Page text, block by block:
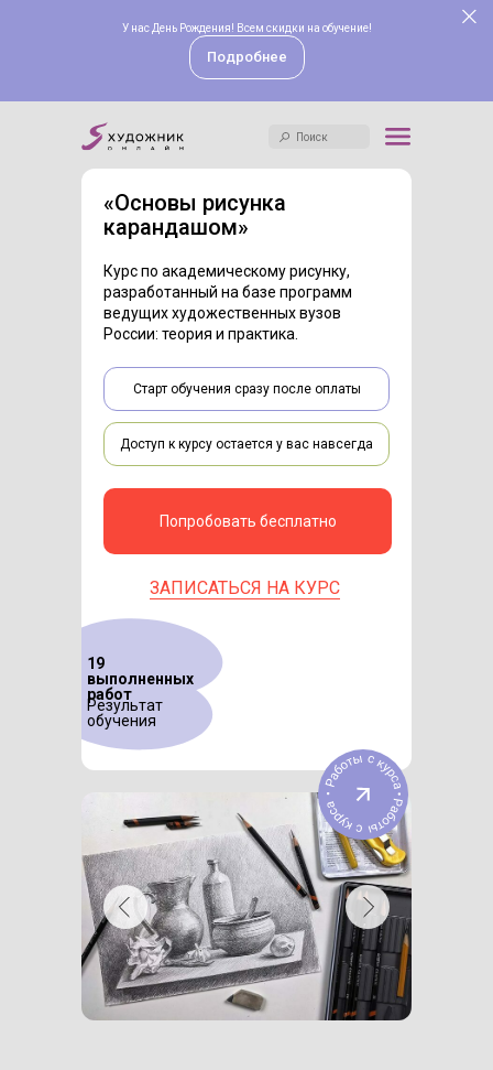
У нас День Рождения! Всем скидки на обучение!
Подробнее
Поиск
Поиск
Иллюстрация
Масло
Гуашь
Digital
Для детей
Для начинающих
Теория
«Основы рисунка
карандашом»
Курс по академическому рисунку,
разработанный на базе программ
ведущих художественных вузов
России: теория и практика.
Попробовать бесплатно
ЗАПИСАТЬСЯ НА КУРС
Доступ к курсу остается у вас навсегда
Результат
обучения
Старт обучения сразу после оплаты
19
выполненных
работ